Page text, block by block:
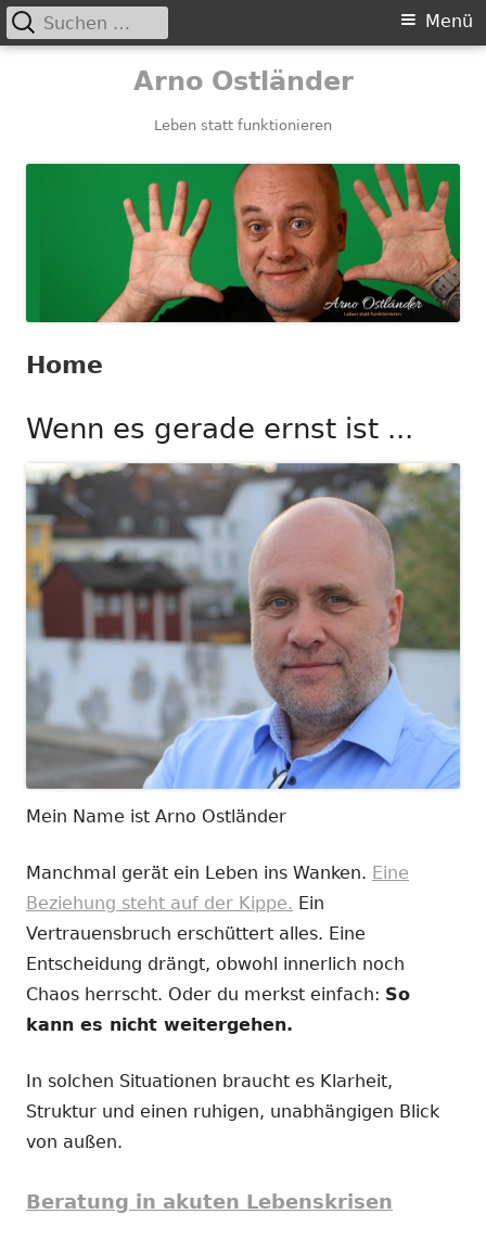
Arno Ostländer
Leben statt funktionieren
Primäres
Menü
Suchen
nach:
Home
Wenn es gerade ernst ist ...
Mein Name ist Arno Ostländer
Manchmal gerät ein Leben ins Wanken. Eine
Beziehung steht auf der Kippe. Ein
Vertrauensbruch erschüttert alles. Eine
Entscheidung drängt, obwohl innerlich noch
Chaos herrscht. Oder du merkst einfach: So
kann es nicht weitergehen.
In solchen Situationen braucht es Klarheit,
Struktur und einen ruhigen, unabhängigen Blick
von außen.
Beratung in akuten Lebenskrisen